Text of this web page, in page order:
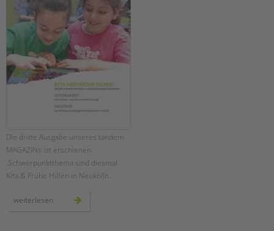
Die dritte Ausgabe unseres tandem
MAGAZINs ist erschienen.
Schwerpunktthema sind diesmal
Kita & Frühe Hilfen in Neukölln.
weiterlesen